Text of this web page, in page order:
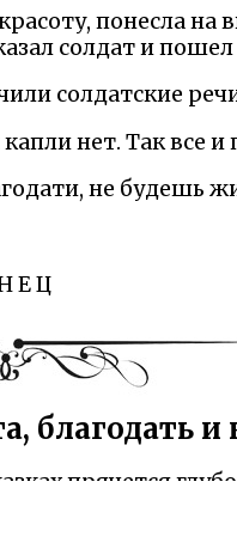
понесла на
солдат и пошел
солдатские
нет. Так все и
не будешь
Е Ц
благодать и
прячется